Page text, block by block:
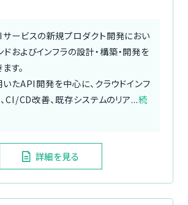
ービスの新規プロダクト開発におい
ドおよびインフラの設計・構築・開発を
す。
たAPI開発を中心に、クラウドインフ
CI/CD改善、既存システムのリア...続
詳細を見る